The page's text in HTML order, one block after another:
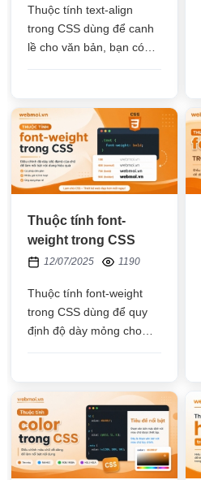
Thuộc tính text-align
trong CSS dùng để canh
lề cho văn bản, bạn có
Thuộc tính font-
weight trong CSS
12/07/2025 1190
Thuộc tính font-weight
trong CSS dùng để quy
định độ dày mỏng cho